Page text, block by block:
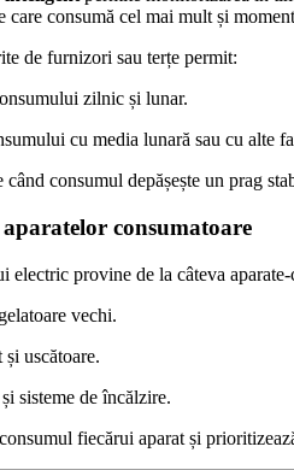
care consumă cel mai mult și
de furnizori sau terțe permit:
zilnic și lunar.
cu media lunară sau cu alte
când consumul depășește un prag
consumatoare
electric provine de la câteva aparate-
vechi.
uscătoare.
sisteme de încălzire.
fiecărui aparat și